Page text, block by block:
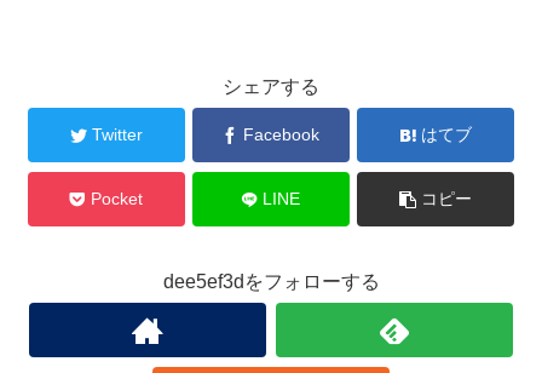
シェアする
Twitter Facebook はてブ
Pocket LINE コピー
dee5ef3dをフォローする